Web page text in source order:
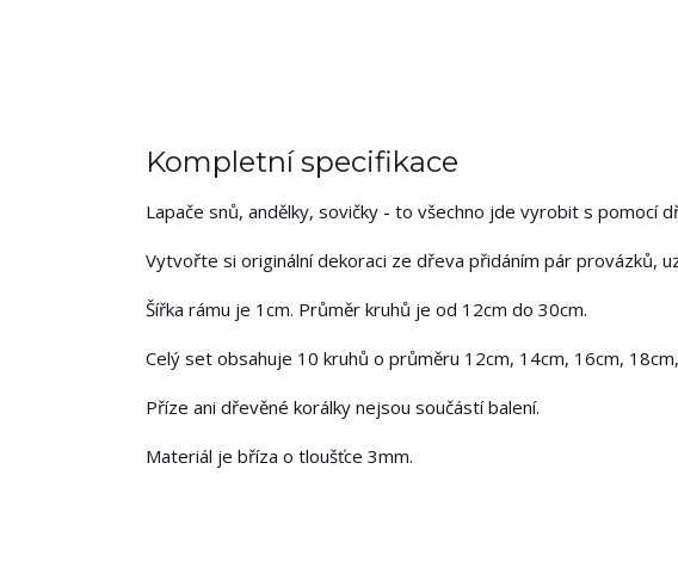
Kompletní specifikace
Lapače snů, andělky, sovičky - to všechno jde vyrobit s pomocí
Vytvořte si originální dekoraci ze dřeva přidáním pár provázků,
Šířka rámu je 1cm. Průměr kruhů je od 12cm do 30cm.
Celý set obsahuje 10 kruhů o průměru 12cm, 14cm, 16cm,
Příze ani dřevěné korálky nejsou součástí balení.
Materiál je bříza o tloušťce 3mm.